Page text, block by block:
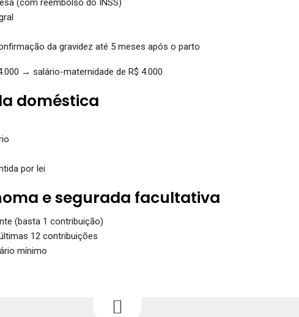
da gravidez até 5 meses após o parto
→ salário-maternidade de R$ 4.000
doméstica
por lei
e segurada facultativa
(basta 1 contribuição)
12 contribuições
mínimo